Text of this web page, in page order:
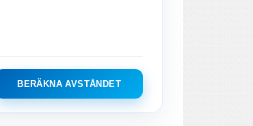
BERÄKNA AVSTÅNDET